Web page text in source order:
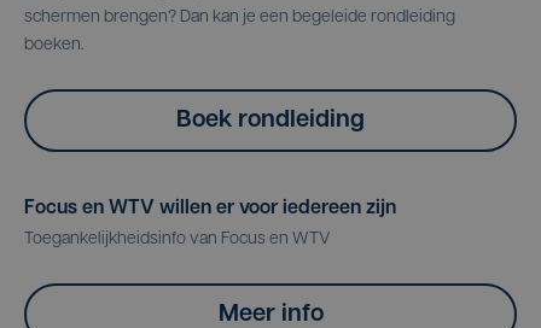
schermen brengen? Dan kan je een begeleide rondleiding
boeken.
Boek rondleiding
Focus en WTV willen er voor iedereen zijn
Toegankelijkheidsinfo van Focus en WTV
Meer info